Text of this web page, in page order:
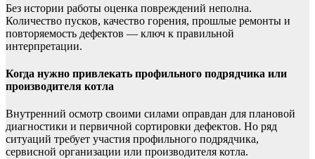
Без истории работы оценка повреждений неполна.
Количество пусков, качество горения, прошлые ремонты и
повторяемость дефектов — ключ к правильной
интерпретации.
Когда нужно привлекать профильного подрядчика или
производителя котла
Внутренний осмотр своими силами оправдан для плановой
диагностики и первичной сортировки дефектов. Но ряд
ситуаций требует участия профильного подрядчика,
сервисной организации или производителя котла.